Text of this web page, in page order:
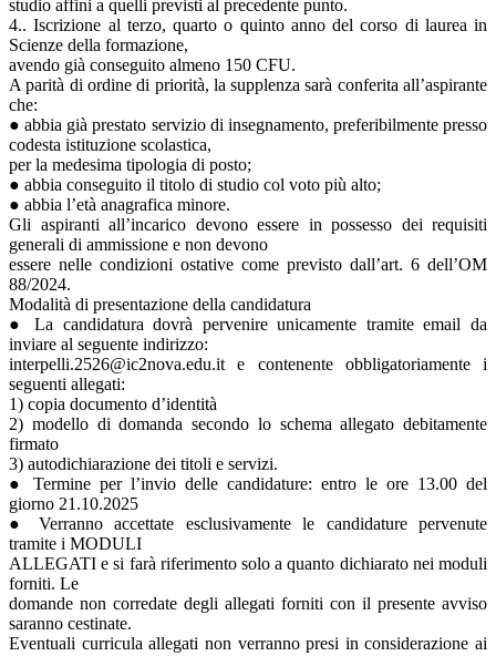
studio affini a quelli previsti al precedente punto.
4.. Iscrizione al terzo, quarto o quinto anno del corso di laurea in
Scienze della formazione,
avendo già conseguito almeno 150 CFU.
A parità di ordine di priorità, la supplenza sarà conferita all’aspirante
che:
● abbia già prestato servizio di insegnamento, preferibilmente presso
codesta istituzione scolastica,
per la medesima tipologia di posto;
● abbia conseguito il titolo di studio col voto più alto;
● abbia l’età anagrafica minore.
Gli aspiranti all’incarico devono essere in possesso dei requisiti
generali di ammissione e non devono
essere nelle condizioni ostative come previsto dall’art. 6 dell’OM
88/2024.
Modalità di presentazione della candidatura
● La candidatura dovrà pervenire unicamente tramite email da
inviare al seguente indirizzo:
interpelli.2526@ic2nova.edu.it e contenente obbligatoriamente i
seguenti allegati:
1) copia documento d’identità
2) modello di domanda secondo lo schema allegato debitamente
firmato
3) autodichiarazione dei titoli e servizi.
● Termine per l’invio delle candidature: entro le ore 13.00 del
giorno 21.10.2025
● Verranno accettate esclusivamente le candidature pervenute
tramite i MODULI
ALLEGATI e si farà riferimento solo a quanto dichiarato nei moduli
forniti. Le
domande non corredate degli allegati forniti con il presente avviso
saranno cestinate.
Eventuali curricula allegati non verranno presi in considerazione ai